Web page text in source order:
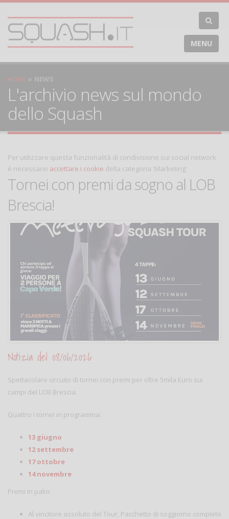
MENU
HOME NEWS
L'archivio news sul mondo
dello Squash
Per utilizzare questa funzionalità di condivisione sui social network
è necessario accettare i cookie della categoria 'Marketing'
Tornei con premi da sogno al LOB
Brescia!
Notizia del 08/06/2026
Spettacolare circuito di tornei con premi per oltre 5mila Euro sui
campi del LOB Brescia.
Quattro i tornei in programma:
13 giugno
12 settembre
17 ottobre
14 novembre
Premi in palio:
Al vincitore assoluto del Tour, Pacchetto di soggiorno completo